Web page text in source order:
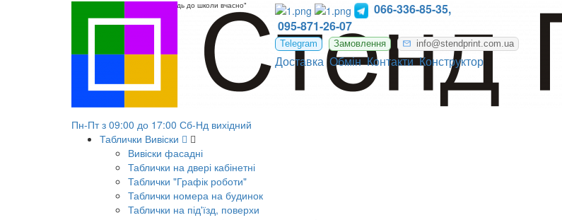
Пн-Пт з 09:00 до 17:00 Сб-Нд вихідний
066-336-85-35,
095-871-26-07
Telegram Замовлення info@stendprint.com.ua
Доставка Обмін Контакти Конструктор
Таблички Вивіски
Вивіски фасадні
Таблички на двері кабінетні
Таблички "Графік роботи"
Таблички номера на будинок
Таблички на під'їзд, поверхи
Стенд класний куточок "Приходь до школи вчасно"